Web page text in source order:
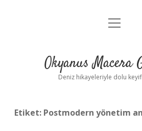
Anasayfa
Yasal Uyarı
menüyü
Okyanus Macera
Deniz hikayeleriyle dolu
Etiket: Postmodern yönetim